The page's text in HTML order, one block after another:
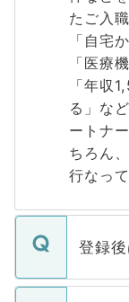
たご入
「自宅
「医療
「年収
る」な
ートナ
ちろん
行なっ
登録
ご登録